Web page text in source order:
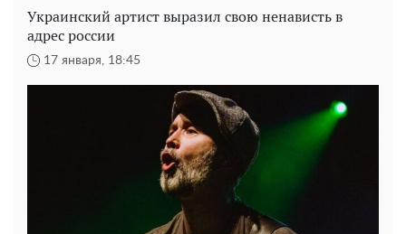
Украинский артист выразил свою ненависть в
адрес россии
17 января, 18:45